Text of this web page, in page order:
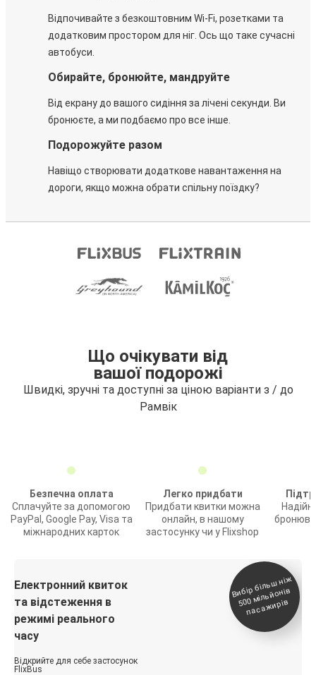
Відпочивайте з безкоштовним Wi-Fi, розетками та
додатковим простором для ніг. Ось що таке сучасні
автобуси.
Обирайте, бронюйте, мандруйте
Від екрану до вашого сидіння за лічені секунди. Ви
бронюєте, а ми подбаємо про все інше.
Подорожуйте разом
Навіщо створювати додаткове навантаження на
дороги, якщо можна обрати спільну поїздку?
Що очікувати від
вашої подорожі
Швидкі, зручні та доступні за ціною варіанти з / до
Рамвік
Безпечна оплата
Сплачуйте за допомогою
PayPal, Google Pay, Visa та
міжнародних карток
Легко придбати
Придбати квитки можна
онлайн, в нашому
застосунку чи у Flixshop
Електронний квиток
та відстеження в
режимі реального
часу
Відкрийте для себе застосунок
FlixBus
Вибір біль
ш ні
ж
500
мільйонів
паса
жирів